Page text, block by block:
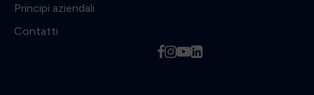
Principi aziendali
Contatti
fiyl